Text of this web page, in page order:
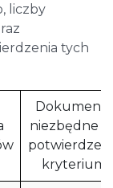
liczby
tych
Dokumenty
niezbędne
kryterium